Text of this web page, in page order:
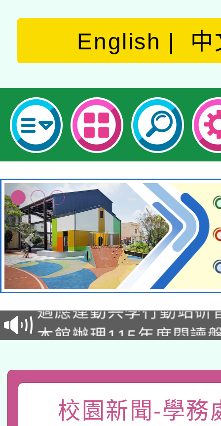
English 中
本校115學年度第2次
招甄選結果公告(無人
招)
本館辦理115年度閱讀
礎課程
「數位內容與教學軟
校園新聞-學務